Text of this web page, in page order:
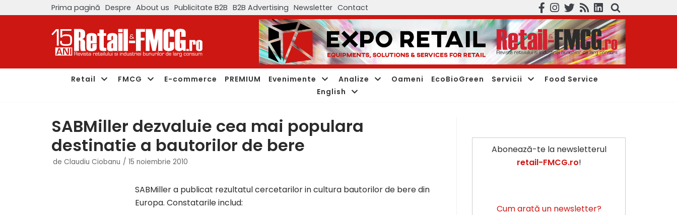
Prima pagină Despre About us Publicitate B2B B2B Advertising Newsletter Contact
Retail FMCG E-commerce PREMIUM Evenimente Analize Oameni EcoBioGreen Servicii
Food Service
English
SABMiller dezvaluie cea mai populara
destinatie a bautorilor de bere
de Claudiu Ciobanu 15 noiembrie 2010
SABMiller a publicat rezultatul cercetarilor in cultura bautorilor de bere din
Europa. Constatarile includ:
Abonează-te la newsletterul
retail-FMCG.ro!
Cum arată un newsletter?